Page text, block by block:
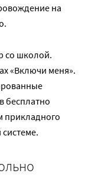
на
со школой.
«Включи меня».
бесплатно
прикладного